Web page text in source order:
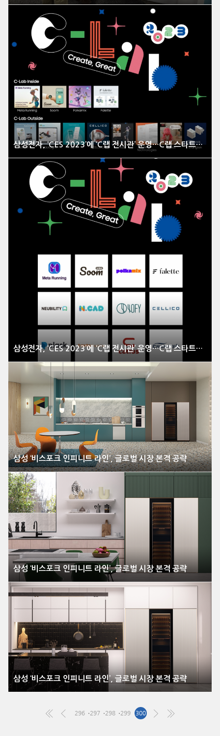
삼성전자, ‘CES 2023’에 ‘C랩 전시관’ 운영…C랩 스타트업, 역대 최다 29개 ‘CES 혁신상’ 수상
삼성전자, ‘CES 2023’에 ‘C랩 전시관’ 운영…C랩 스타트업, 역대 최다 29개 ‘CES 혁신상’ 수상
삼성 ‘비스포크 인피니트 라인’, 글로벌 시장 본격 공략
삼성 ‘비스포크 인피니트 라인’, 글로벌 시장 본격 공략
삼성 ‘비스포크 인피니트 라인’, 글로벌 시장 본격 공략
296 297 298 299 300